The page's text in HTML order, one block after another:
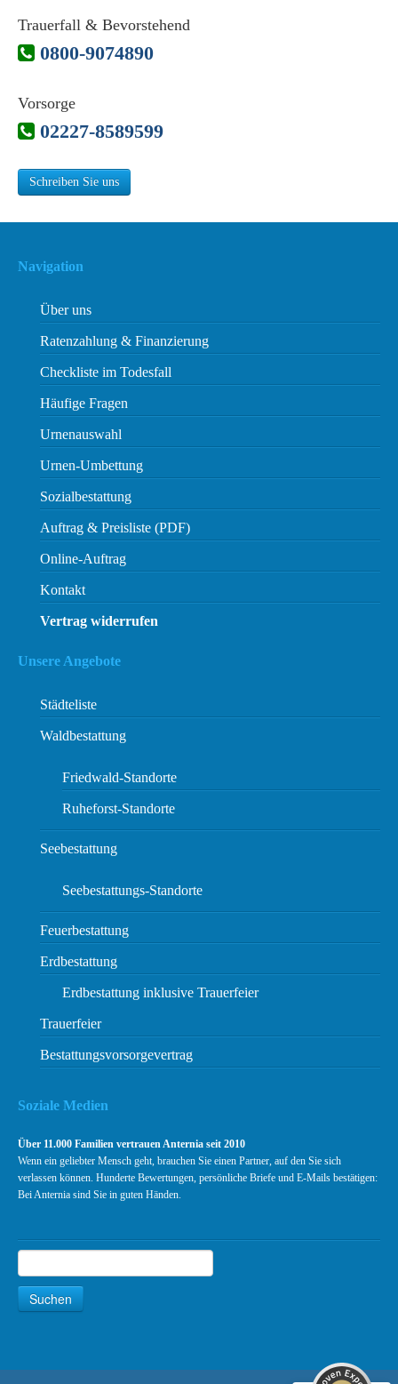
Trauerfall & Bevorstehend
0800-9074890
Vorsorge
02227-8589599
Schreiben Sie uns
Navigation
Über uns
Ratenzahlung & Finanzierung
Checkliste im Todesfall
Häufige Fragen
Urnenauswahl
Urnen-Umbettung
Sozialbestattung
Auftrag & Preisliste (PDF)
Online-Auftrag
Kontakt
Vertrag widerrufen
Unsere Angebote
Städteliste
Waldbestattung
Friedwald-Standorte
Ruheforst-Standorte
Seebestattung
Seebestattungs-Standorte
Feuerbestattung
Erdbestattung
Erdbestattung inklusive Trauerfeier
Trauerfeier
Bestattungsvorsorgevertrag
Soziale Medien
Über 11.000 Familien vertrauen Anternia seit 2010
Wenn ein geliebter Mensch geht, brauchen Sie einen Partner, auf den Sie sich
verlassen können. Hunderte Bewertungen, persönliche Briefe und E-Mails bestätigen:
Bei Anternia sind Sie in guten Händen.
Suchen